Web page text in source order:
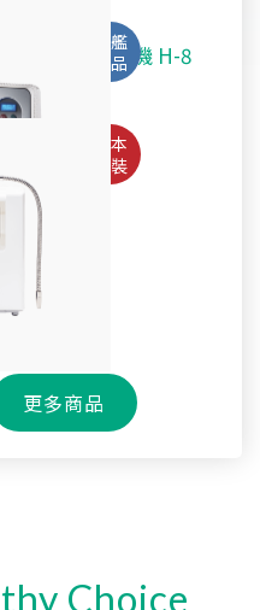
水雙溫飲水機 H-8
TYH-71GS
器TW-H1
冰溫熱飲水機 X-3
飲水機 P-3 Pro
水器 R1 (800G)
OMAMORI - 2SF
器 OMAMORI-2PF
機 H-301
統 TYS-200
統 TYR-450S
體濾心TA-1100
心TA-1200
御守濾心
JC
玻璃水瓶
成器TYH-202
氯酸水生成器
更多商品
Choice